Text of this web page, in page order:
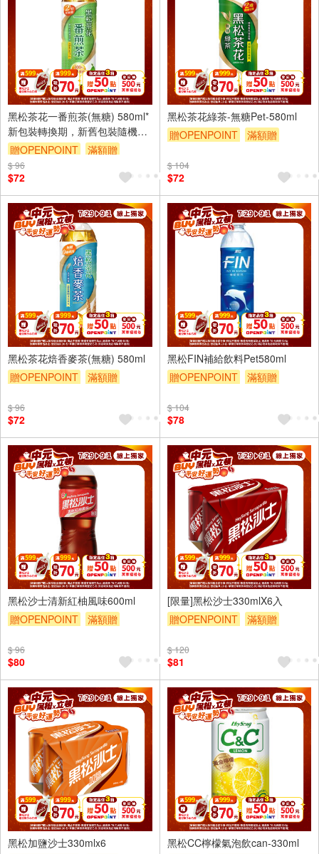
4入
黑松茶花一番煎茶(無糖) 580ml*
新包裝轉換期，新舊包裝隨機出
貨，敬請見諒!
贈OPENPOINT
滿額贈
滿額折
$ 96
$72
4入
黑松茶花綠茶-無糖Pet-580ml
贈OPENPOINT
滿額贈
$ 104
$72
4入
黑松茶花焙香麥茶(無糖) 580ml
贈OPENPOINT
滿額贈
$ 96
$72
4入
黑松FIN補給飲料Pet580ml
贈OPENPOINT
滿額贈
$ 104
$78
4入
黑松沙士清新紅柚風味600ml
贈OPENPOINT
滿額贈
$ 96
$80
6入
[限量]黑松沙士330mlX6入
贈OPENPOINT
滿額贈
$ 120
$81
6入
黑松加鹽沙士330mlx6
6入
黑松CC檸檬氣泡飲can-330ml